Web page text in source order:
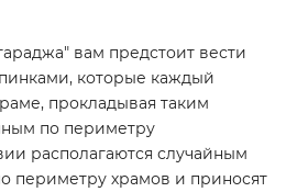
вам предстоит вести
которые каждый
прокладывая таким
по периметру
располагаются случайным
периметру храмов и приносят